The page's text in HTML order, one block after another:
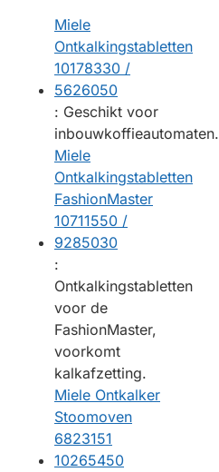
Miele
Ontkalkingstabletten
10178330 /
5626050
: Geschikt voor
inbouwkoffieautomaten.
Miele
Ontkalkingstabletten
FashionMaster
10711550 /
9285030
:
Ontkalkingstabletten
voor de
FashionMaster,
voorkomt
kalkafzetting.
Miele Ontkalker
Stoomoven
6823151
10265450